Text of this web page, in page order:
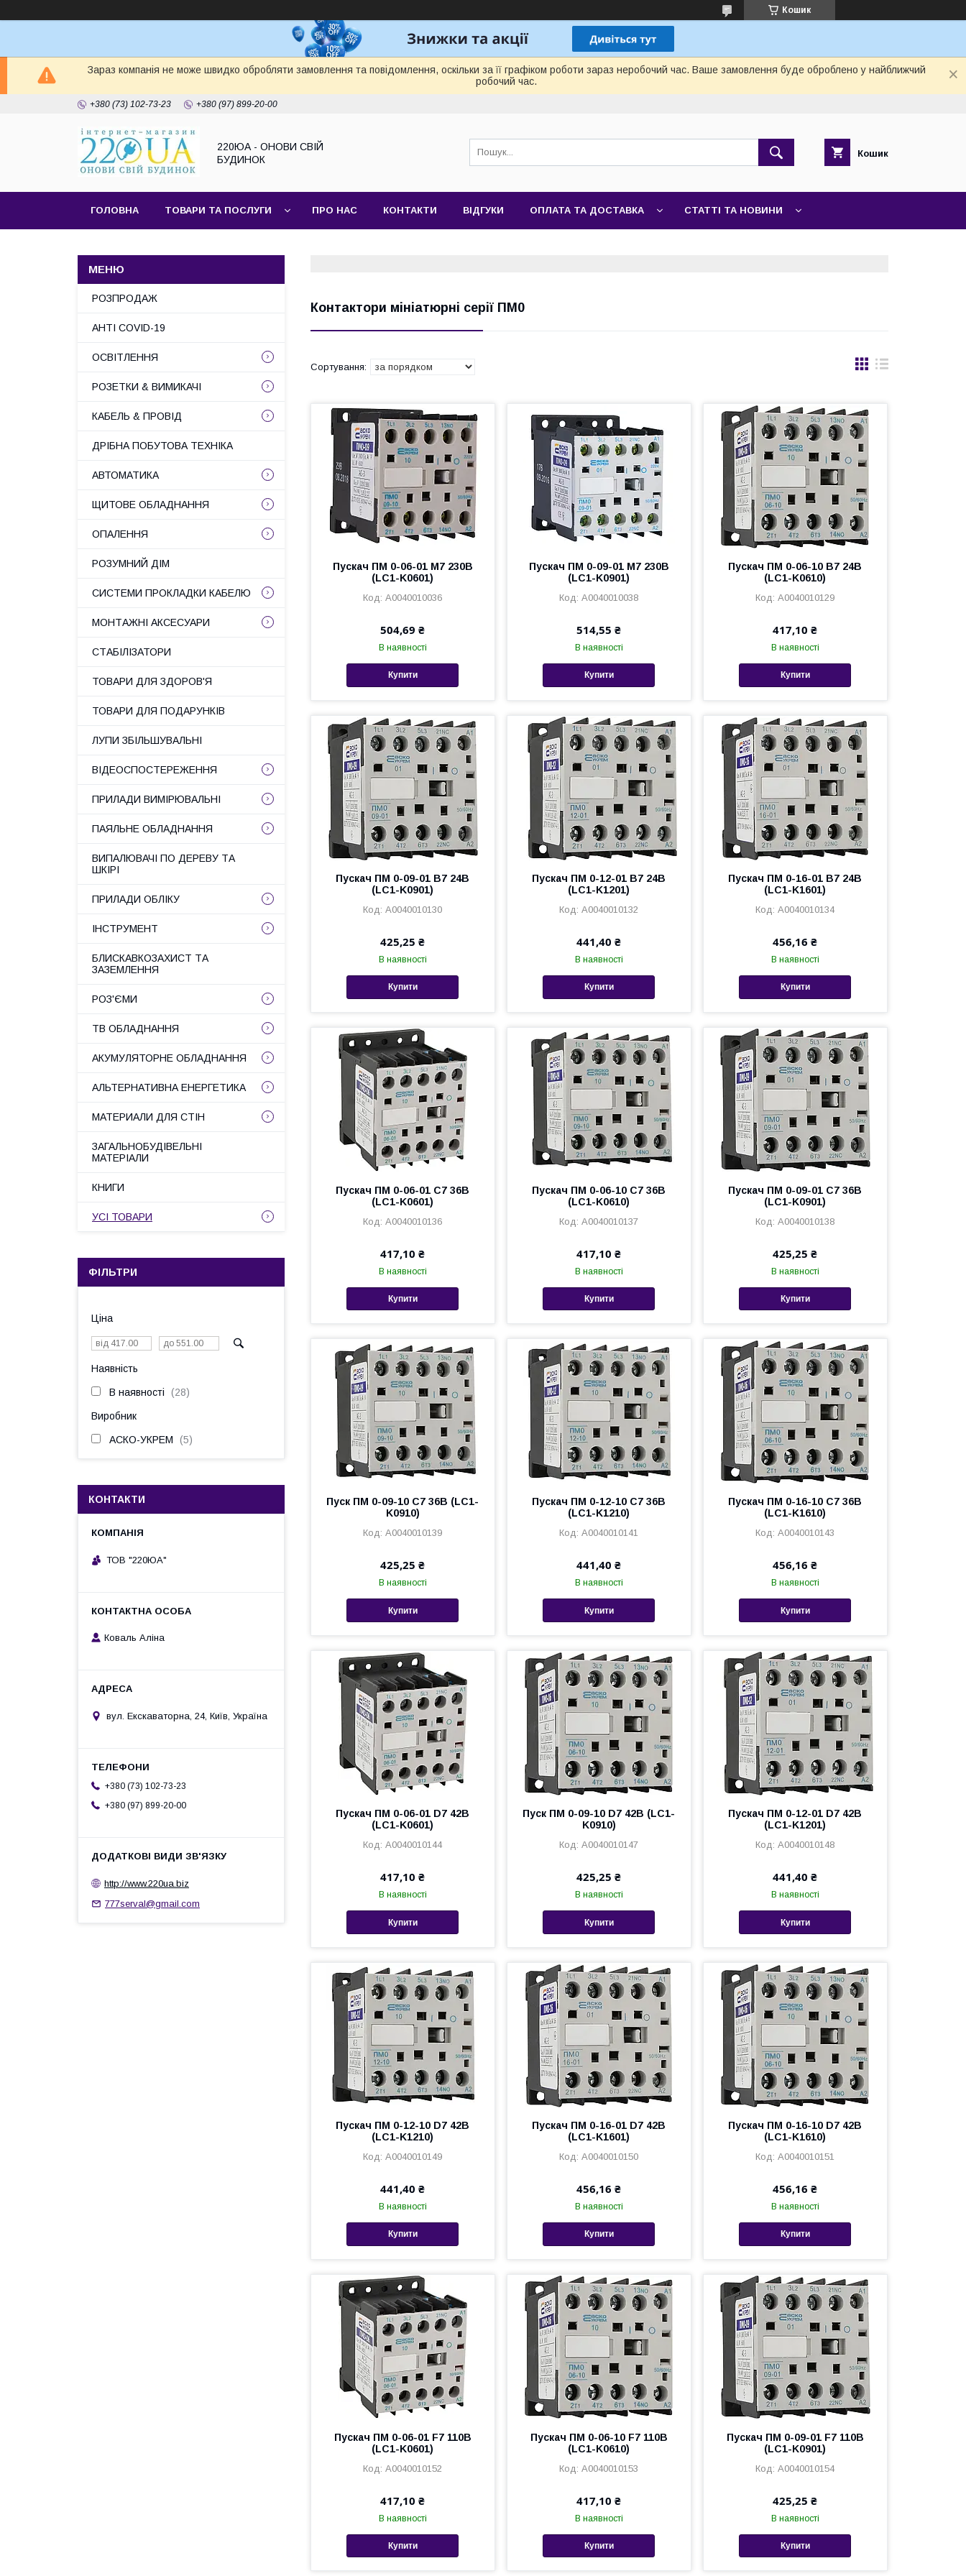
Кошик
Зараз компанія не може швидко обробляти замовлення та повідомлення, оскільки за її графіком роботи зараз неробочий час. Ваше замовлення буде оброблено у найближчий
робочий час.
+380 (73) 102-73-23 +380 (97) 899-20-00
220ЮА - ОНОВИ СВІЙ
БУДИНОК
Кошик
ГОЛОВНА ТОВАРИ ТА ПОСЛУГИ ПРО НАС КОНТАКТИ ВІДГУКИ ОПЛАТА ТА ДОСТАВКА СТАТТІ ТА НОВИНИ
Контактори мініатюрні серії ПМ0
Пускач ПМ 0-06-01 М7 230В
(LC1-K0601)
A0040010036
504,69 ₴
В наявності
Купити
Пускач ПМ 0-09-01 M7 230B
(LC1-K0901)
A0040010038
514,55 ₴
В наявності
Купити
Пускач ПМ 0-06-10 B7 24В
(LC1-K0610)
A0040010129
417,10 ₴
В наявності
Купити
Пускач ПМ 0-09-01 B7 24В
(LC1-K0901)
A0040010130
425,25 ₴
В наявності
Купити
Пускач ПМ 0-12-01 B7 24В
(LC1-K1201)
A0040010132
441,40 ₴
В наявності
Купити
Пускач ПМ 0-16-01 B7 24В
(LC1-K1601)
A0040010134
456,16 ₴
В наявності
Купити
Пускач ПМ 0-06-01 С7 36В
(LC1-K0601)
A0040010136
417,10 ₴
В наявності
Купити
Пускач ПМ 0-06-10 С7 36В
(LC1-K0610)
A0040010137
417,10 ₴
В наявності
Купити
Пускач ПМ 0-09-01 С7 36В
(LC1-K0901)
A0040010138
425,25 ₴
В наявності
Купити
Пуск ПМ 0-09-10 С7 36В (LC1-
K0910)
A0040010139
425,25 ₴
В наявності
Купити
Пускач ПМ 0-12-10 С7 36В
(LC1-K1210)
A0040010141
441,40 ₴
В наявності
Купити
Пускач ПМ 0-16-10 С7 36В
(LC1-K1610)
A0040010143
456,16 ₴
В наявності
Купити
Пускач ПМ 0-06-01 D7 42В
(LC1-K0601)
A0040010144
417,10 ₴
В наявності
Купити
Пуск ПМ 0-09-10 D7 42В (LC1-
K0910)
A0040010147
425,25 ₴
В наявності
Купити
Пускач ПМ 0-12-01 D7 42В
(LC1-K1201)
A0040010148
441,40 ₴
В наявності
Купити
Пускач ПМ 0-12-10 D7 42В
(LC1-K1210)
A0040010149
441,40 ₴
В наявності
Купити
Пускач ПМ 0-16-01 D7 42В
(LC1-K1601)
A0040010150
456,16 ₴
В наявності
Купити
Пускач ПМ 0-16-10 D7 42В
(LC1-K1610)
A0040010151
456,16 ₴
В наявності
Купити
Пускач ПМ 0-06-01 F7 110В
(LC1-K0601)
A0040010152
417,10 ₴
В наявності
Купити
Пускач ПМ 0-06-10 F7 110В
(LC1-K0610)
A0040010153
417,10 ₴
В наявності
Купити
Пускач ПМ 0-09-01 F7 110В
(LC1-K0901)
A0040010154
425,25 ₴
В наявності
Купити
РОЗПРОДАЖ
АНТІ COVID-19
ОСВІТЛЕННЯ
РОЗЕТКИ & ВИМИКАЧІ
КАБЕЛЬ & ПРОВІД
ДРІБНА ПОБУТОВА ТЕХНІКА
АВТОМАТИКА
ЩИТОВЕ ОБЛАДНАННЯ
ОПАЛЕННЯ
РОЗУМНИЙ ДІМ
СИСТЕМИ ПРОКЛАДКИ КАБЕЛЮ
МОНТАЖНІ АКСЕСУАРИ
СТАБІЛІЗАТОРИ
ТОВАРИ ДЛЯ ЗДОРОВ'Я
ТОВАРИ ДЛЯ ПОДАРУНКІВ
ЛУПИ ЗБІЛЬШУВАЛЬНІ
ВІДЕОСПОСТЕРЕЖЕННЯ
ПРИЛАДИ ВИМІРЮВАЛЬНІ
ПАЯЛЬНЕ ОБЛАДНАННЯ
ВИПАЛЮВАЧІ ПО ДЕРЕВУ ТА
ШКІРІ
ПРИЛАДИ ОБЛІКУ
ІНСТРУМЕНТ
БЛИСКАВКОЗАХИСТ ТА
ЗАЗЕМЛЕННЯ
РОЗ'ЄМИ
ТВ ОБЛАДНАННЯ
АКУМУЛЯТОРНЕ ОБЛАДНАННЯ
АЛЬТЕРНАТИВНА ЕНЕРГЕТИКА
МАТЕРИАЛИ ДЛЯ СТІН
ЗАГАЛЬНОБУДІВЕЛЬНІ
МАТЕРІАЛИ
КНИГИ
УСІ ТОВАРИ
ФІЛЬТРИ
Ціна
Наявність
В наявності 28
Виробник
АСКО-УКРЕМ 5
КОНТАКТИ
ТОВ "220ЮА"
Коваль Аліна
вул. Екскаваторна, 24, Київ, Україна
+380 (73) 102-73-23
+380 (97) 899-20-00
http://www.220ua.biz
777serval@gmail.com